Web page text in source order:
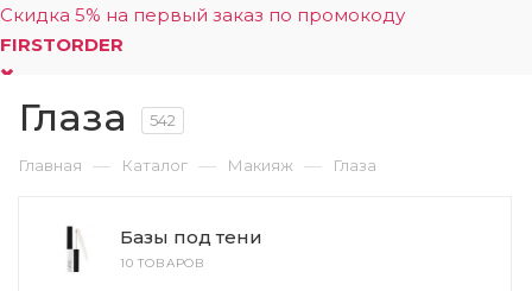
Скидка 5% на первый заказ по промокоду
FIRSTORDER
Глаза 542
Главная — Каталог — Макияж — Глаза
Базы под тени
10 ТОВАРОВ